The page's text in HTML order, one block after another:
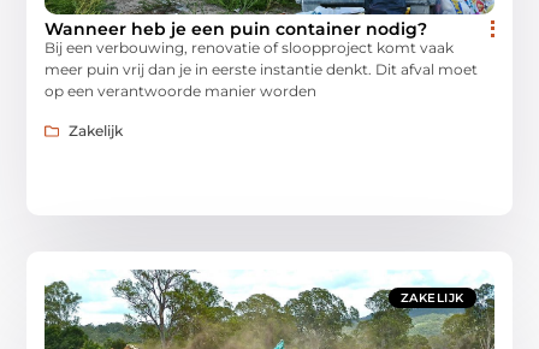
Wanneer heb je een puin container nodig?
Bij een verbouwing, renovatie of sloopproject komt vaak
meer puin vrij dan je in eerste instantie denkt. Dit afval moet
op een verantwoorde manier worden
Zakelijk
ZAKELIJK